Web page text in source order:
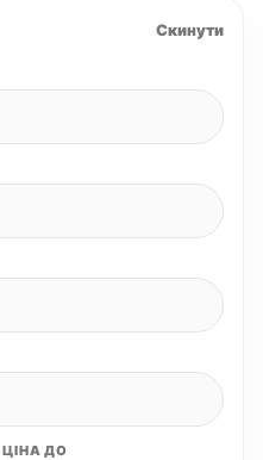
Скинути
ЦІНА ДО